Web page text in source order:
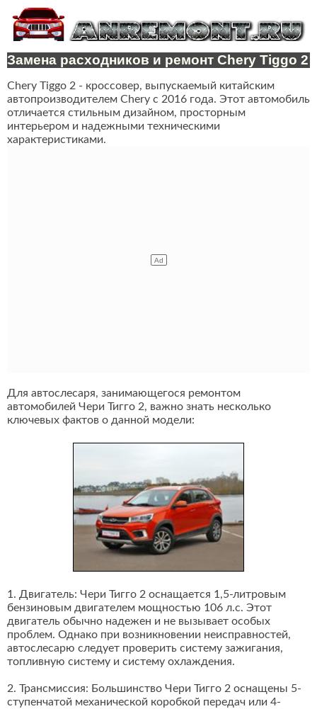
Замена расходников и ремонт Chery Tiggo 2
Chery Tiggo 2 - кроссовер, выпускаемый китайским
автопроизводителем Chery с 2016 года. Этот автомобиль
отличается стильным дизайном, просторным
интерьером и надежными техническими
характеристиками.
Для автослесаря, занимающегося ремонтом
автомобилей Чери Тигго 2, важно знать несколько
ключевых фактов о данной модели:
1. Двигатель: Чери Тигго 2 оснащается 1,5-литровым
бензиновым двигателем мощностью 106 л.с. Этот
двигатель обычно надежен и не вызывает особых
проблем. Однако при возникновении неисправностей,
автослесарю следует проверить систему зажигания,
топливную систему и систему охлаждения.
2. Трансмиссия: Большинство Чери Тигго 2 оснащены 5-
ступенчатой механической коробкой передач или 4-